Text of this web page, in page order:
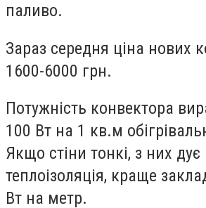
паливо.
Зараз середня ціна нових
1600-6000 грн.
Потужність конвектора
100 Вт на 1 кв.м
Якщо стіни тонкі, з них дує
теплоізоляція, краще
Вт на метр.